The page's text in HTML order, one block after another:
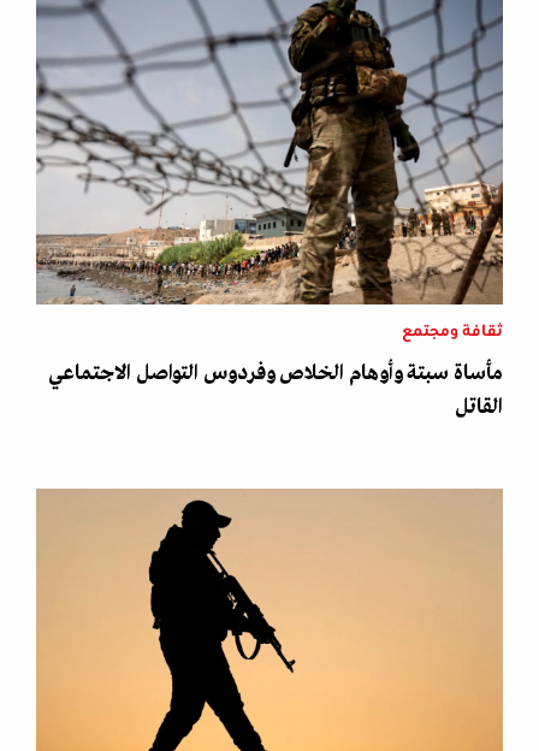
ثقافة ومجتمع
مأساة سبتة وأوهام الخلاص وفردوس التواصل الاجتماعي
القاتل